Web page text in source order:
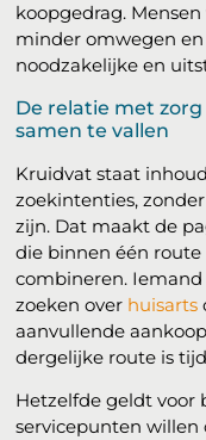
koopgedrag.
minder omwegen
noodzakelijke en
De relatie met
samen te vallen
Kruidvat staat
zoekintenties,
zijn. Dat maakt de
die binnen één
combineren.
zoeken over huisarts
aanvullende
dergelijke route is
Hetzelfde geldt voor
servicepunten willen